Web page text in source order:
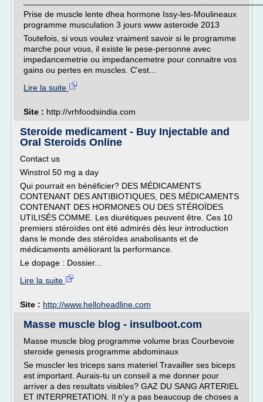
Prise de muscle lente dhea hormone Issy-les-Moulineaux
programme musculation 3 jours www asteroide 2013
Toutefois, si vous voulez vraiment savoir si le programme
marche pour vous, il existe le pese-personne avec
impedancemetrie ou impedancemetre pour connaitre vos
gains ou pertes en muscles. C'est...
Lire la suite
Site : http://vrhfoodsindia.com
Steroide medicament - Buy Injectable and
Oral Steroids Online
Contact us
Winstrol 50 mg a day
Qui pourrait en bénéficier? DES MÉDICAMENTS
CONTENANT DES ANTIBIOTIQUES, DES MÉDICAMENTS
CONTENANT DES HORMONES OU DES STÉROÏDES
UTILISÉS COMME. Les diurétiques peuvent être. Ces 10
premiers stéroïdes ont été admirés dès leur introduction
dans le monde des stéroïdes anabolisants et de
médicaments améliorant la performance.
Le dopage : Dossier...
Lire la suite
Site : http://www.helloheadline.com
Masse muscle blog - insulboot.com
Masse muscle blog programme volume bras Courbevoie
steroide genesis programme abdominaux
Se muscler les triceps sans materiel Travailler ses biceps
est important. Aurais-tu un conseil a me donner pour
arriver a des resultats visibles? GAZ DU SANG ARTERIEL
ET INTERPRETATION. Il n'y a pas beaucoup de choses a